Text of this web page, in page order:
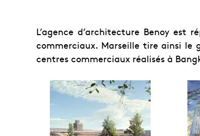
L’agence d’architecture Benoy est
commerciaux. Marseille tire ainsi le
centres commerciaux réalisés à